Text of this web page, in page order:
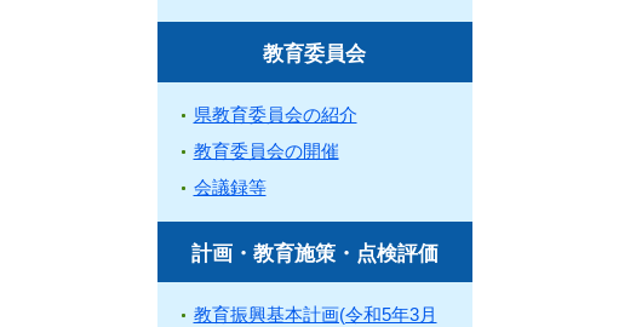
教育委員会
県教育委員会の紹介
教育委員会の開催
会議録等
計画・教育施策・点検評価
教育振興基本計画(令和5年3月